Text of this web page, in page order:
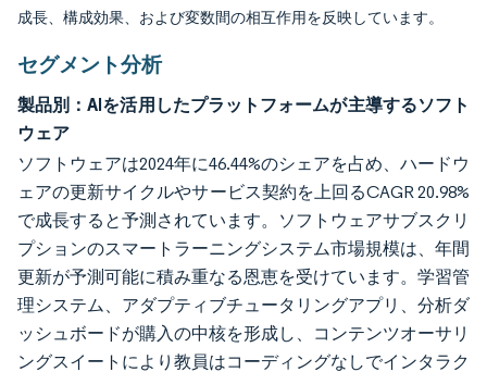
成長、構成効果、および変数間の相互作用を反映しています。
セグメント分析
製品別：AIを活用したプラットフォームが主導するソフト
ウェア
ソフトウェアは2024年に46.44%のシェアを占め、ハードウ
ェアの更新サイクルやサービス契約を上回るCAGR 20.98%
で成長すると予測されています。ソフトウェアサブスクリ
プションのスマートラーニングシステム市場規模は、年間
更新が予測可能に積み重なる恩恵を受けています。学習管
理システム、アダプティブチュータリングアプリ、分析ダ
ッシュボードが購入の中核を形成し、コンテンツオーサリ
ングスイートにより教員はコーディングなしでインタラク